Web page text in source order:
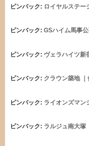
ピンバック: ロイヤルステー
ピンバック: GSハイム馬事
ピンバック: ヴェラハイツ新
ピンバック: クラウン築地
ピンバック: ライオンズマン
ピンバック: ラルジュ南大塚